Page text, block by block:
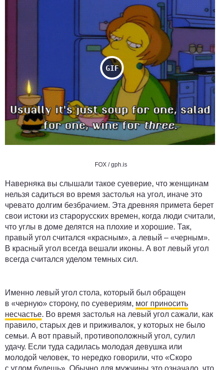
FOX / gph.is
Наверняка вы слышали такое суеверие, что женщинам
нельзя садиться во время застолья на угол, иначе это
чревато долгим безбрачием. Эта древняя примета берет
свои истоки из старорусских времен, когда люди считали,
что углы в доме делятся на плохие и хорошие. Так,
правый угол считался «красным», а левый – «черным».
В красный угол всегда вешали иконы. А вот левый угол
всегда считался уделом темных сил.
Именно левый угол стола, который был обращен
в «черную» сторону, по суевериям, мог приносить
несчастье. Во время застолья на левый угол сажали, как
правило, старых дев и приживалок, у которых не было
семьи. А вот правый, противоположный угол, сулил
удачу. Если туда садилась молодая девушка или
молодой человек, то нередко говорили, что «Скоро
с углом будешь». Обычно для мужчины это означало, что